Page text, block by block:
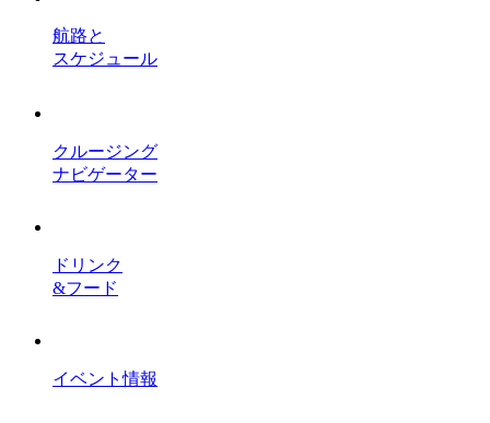
航路と
スケジュール
クルージング
ナビゲーター
ドリンク
&フード
イベント情報